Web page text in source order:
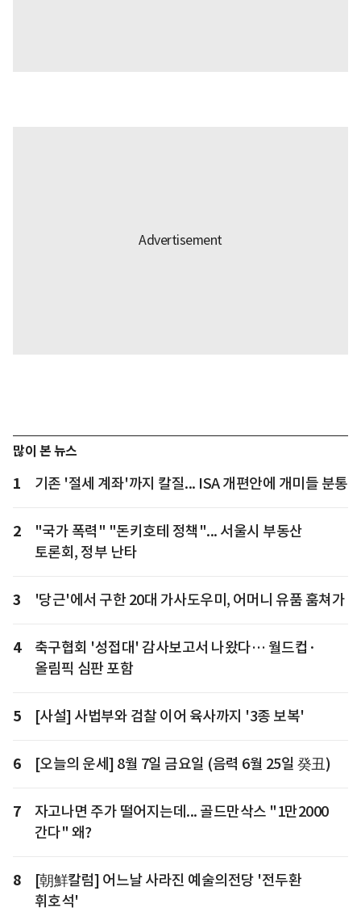
많이 본 뉴스
1 기존 '절세 계좌'까지 칼질... ISA 개편안에 개미들 분통
2
"국가 폭력" "돈키호테 정책"... 서울시 부동산
토론회, 정부 난타
3 '당근'에서 구한 20대 가사도우미, 어머니 유품 훔쳐가
4
축구협회 '성접대' 감사보고서 나왔다… 월드컵·
올림픽 심판 포함
5 [사설] 사법부와 검찰 이어 육사까지 '3종 보복'
6 [오늘의 운세] 8월 7일 금요일 (음력 6월 25일 癸丑)
7
자고나면 주가 떨어지는데... 골드만삭스 "1만2000
간다" 왜?
8
[朝鮮칼럼] 어느날 사라진 예술의전당 '전두환
휘호석'